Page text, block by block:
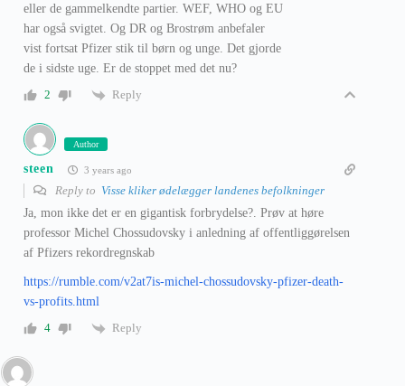
eller de gammelkendte partier. WEF, WHO og EU
har også svigtet. Og DR og Brostrøm anbefaler
vist fortsat Pfizer stik til børn og unge. Det gjorde
de i sidste uge. Er de stoppet med det nu?
2
Reply
Author
steen 3 years ago
Reply to Visse kliker ødelægger landenes befolkninger
Ja, mon ikke det er en gigantisk forbrydelse?. Prøv at høre
professor Michel Chossudovsky i anledning af offentliggørelsen
af Pfizers rekordregnskab
https://rumble.com/v2at7is-michel-chossudovsky-pfizer-death-
vs-profits.html
4
Reply